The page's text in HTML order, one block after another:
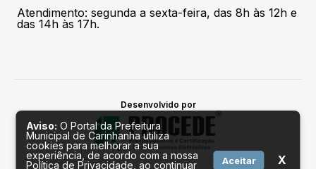
Atendimento: segunda a sexta-feira, das 8h às 12h e
das 14h às 17h.
Desenvolvido por
Aviso: O Portal da Prefeitura
Municipal de Carinhanha utiliza
cookies para melhorar a sua
experiência, de acordo com a nossa
Política de Privacidade, ao continuar
Aceitar X